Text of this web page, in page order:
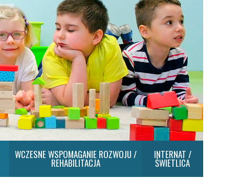
WCZESNE WSPOMAGANIE ROZWOJU /
REHABILITACJA
INTERNAT /
ŚWIETLICA